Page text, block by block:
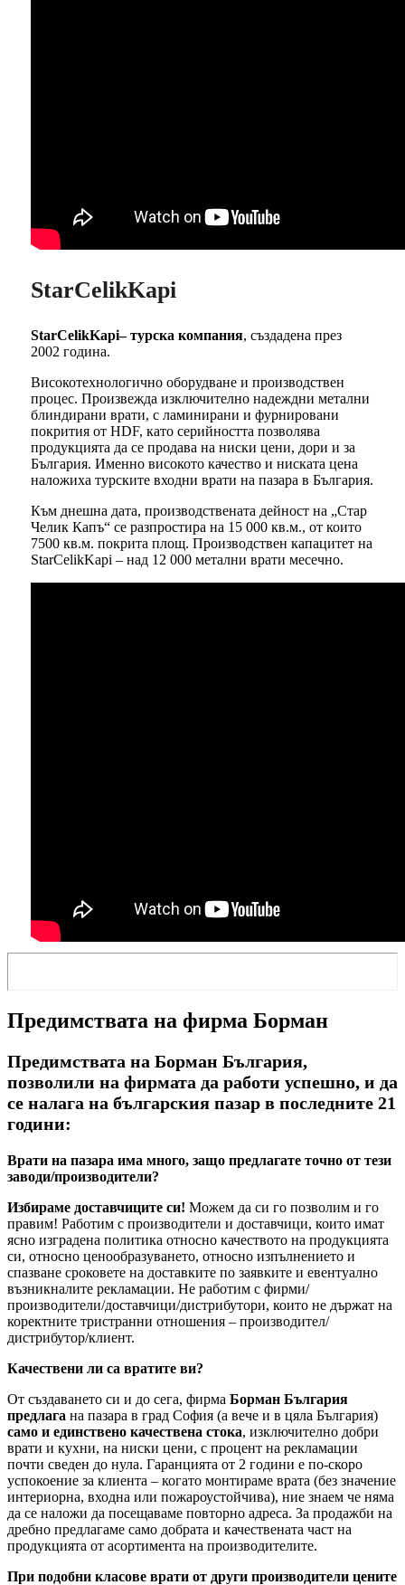
StarCelikKapi
StarCelikKapi– турска компания, създадена през
2002 година.
Високотехнологично оборудване и производствен
процес. Произвежда изключително надеждни метални
блиндирани врати, с ламинирани и фурнировани
покрития от HDF, като серийността позволява
продукцията да се продава на ниски цени, дори и за
България. Именно високото качество и ниската цена
наложиха турските входни врати на пазара в България.
Към днешна дата, производствената дейност на „Стар
Челик Капъ“ се разпростира на 15 000 кв.м., от които
7500 кв.м. покрита площ. Производствен капацитет на
StarCelikKapi – над 12 000 метални врати месечно.
Предимствата на фирма Борман
Предимствата на Борман България,
позволили на фирмата да работи успешно, и да
се налага на българския пазар в последните 21
години:
Врати на пазара има много, защо предлагате точно от тези
заводи/производители?
Избираме доставчиците си! Можем да си го позволим и го
правим! Работим с производители и доставчици, които имат
ясно изградена политика относно качеството на продукцията
си, относно ценообразуването, относно изпълнението и
спазване сроковете на доставките по заявките и евентуално
възникналите рекламации. Не работим с фирми/
производители/доставчици/дистрибутори, които не държат на
коректните тристранни отношения – производител/
дистрибутор/клиент.
Качествени ли са вратите ви?
От създаването си и до сега, фирма Борман България
предлага на пазара в град София (а вече и в цяла България)
само и единствено качествена стока, изключително добри
врати и кухни, на ниски цени, с процент на рекламации
почти сведен до нула. Гаранцията от 2 години е по-скоро
успокоение за клиента – когато монтираме врата (без значение
интериорна, входна или пожароустойчива), ние знаем че няма
да се наложи да посещаваме повторно адреса. За продажби на
дребно предлагаме само добрата и качествената част на
продукцията от асортимента на производителите.
При подобни класове врати от други производители цените